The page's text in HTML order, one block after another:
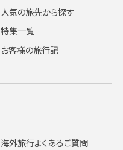
人気の旅先から探す
特集一覧
お客様の旅行記
海外旅行よくあるご質問